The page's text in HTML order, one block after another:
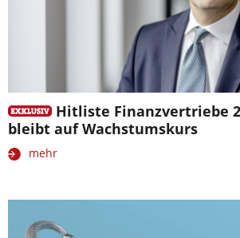
Hitliste Finanzvertriebe
bleibt auf Wachstumskurs
mehr